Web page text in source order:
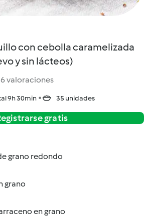
con cebolla caramelizada
y sin lácteos)
6 valoraciones
9h 30min 35 unidades
gratis
grano redondo
grano
en grano